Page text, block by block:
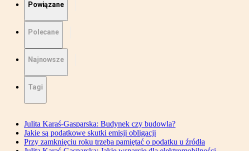
Powiązane
Polecane
Najnowsze
Tagi
Julita Karaś-Gasparska: Budynek czy budowla?
Jakie są podatkowe skutki emisji obligacji
Przy zamknięciu roku trzeba pamiętać o podatku u źródła